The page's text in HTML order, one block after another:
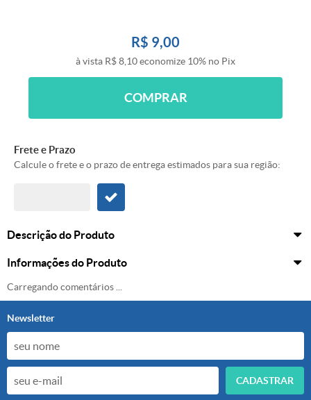
R$ 9,00
à vista R$ 8,10economize 10% no Pix
COMPRAR
Frete e Prazo
Calcule o frete e o prazo de entrega estimados para sua região:
Descrição do Produto
Informações do Produto
Carregando comentários ...
Newsletter
CADASTRAR